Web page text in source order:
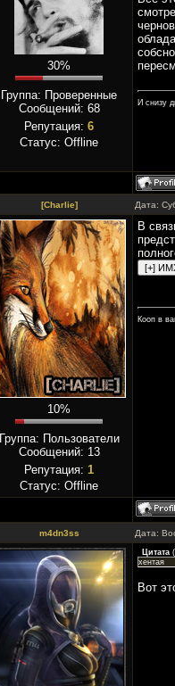
30%
Группа: Проверенные
Сообщений: 68
Репутация: 6
Статус: Offline
И снизу
[Charlie] Дата:
10%
Группа: Пользователи
Сообщений: 13
Репутация: 1
Статус: Offline
В
Кооп в
m4dn3ss Дата:
Цитата(
хентая
Вот